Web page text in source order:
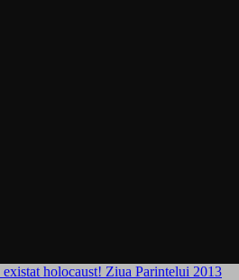
holocaust! Ziua Parintelui 2013